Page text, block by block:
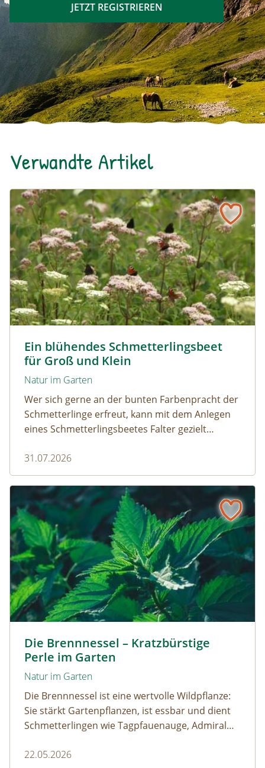
JETZT REGISTRIEREN
Verwandte Artikel
Ein blühendes Schmetterlingsbeet
für Groß und Klein
Natur im Garten
Wer sich gerne an der bunten Farbenpracht der
Schmetterlinge erfreut, kann mit dem Anlegen
eines Schmetterlingsbeetes Falter gezielt
dürfen ausreichend mitgedacht werden. Denn
ohne Raupen gibt es keine schönen
Schmetterlinge!
31.07.2026
Ein blühendes Schmetterlingsbeet für Groß und Klein
Die Brennnessel – Kratzbürstige
Perle im Garten
Natur im Garten
Die Brennnessel ist eine wertvolle Wildpflanze:
Sie stärkt Gartenpflanzen, ist essbar und dient
Schmetterlingen wie Tagpfauenauge, Admiral
Wer sie im Garten stehen lässt, fördert die
22.05.2026
Die Brennnessel – Kratzbürstige Perle im Garten